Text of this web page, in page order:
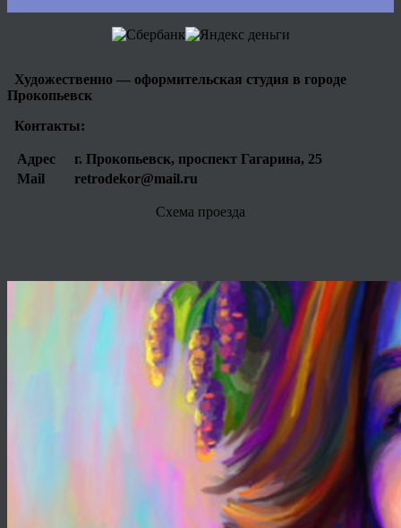
Художественно — оформительская студия в городе
Прокопьевск
Контакты:
Адрес
г. Прокопьевск, проспект Гагарина, 25
Mail
retrodekor@mail.ru
Схема проезда